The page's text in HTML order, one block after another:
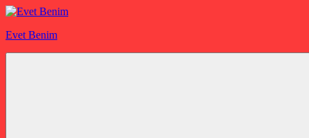
İçeriğe
Evet Benim